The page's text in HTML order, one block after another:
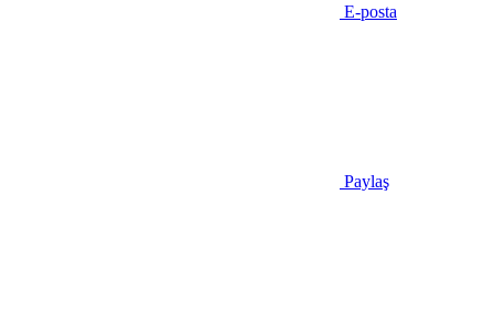
E-posta
Paylaş